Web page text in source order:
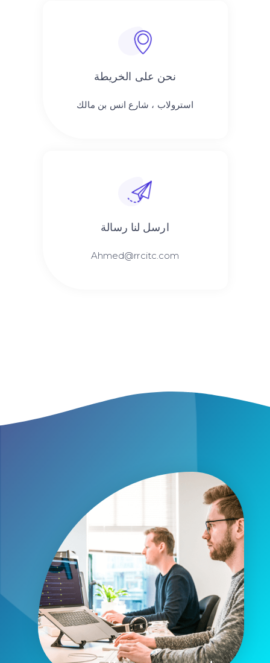
نحن على الخريطة
استرولاب ، شارع انس بن مالك
ارسل لنا رسالة
Ahmed@rrcitc.com